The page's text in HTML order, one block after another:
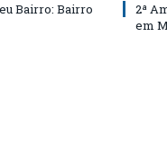
Bairro: Bairro
2ª
em